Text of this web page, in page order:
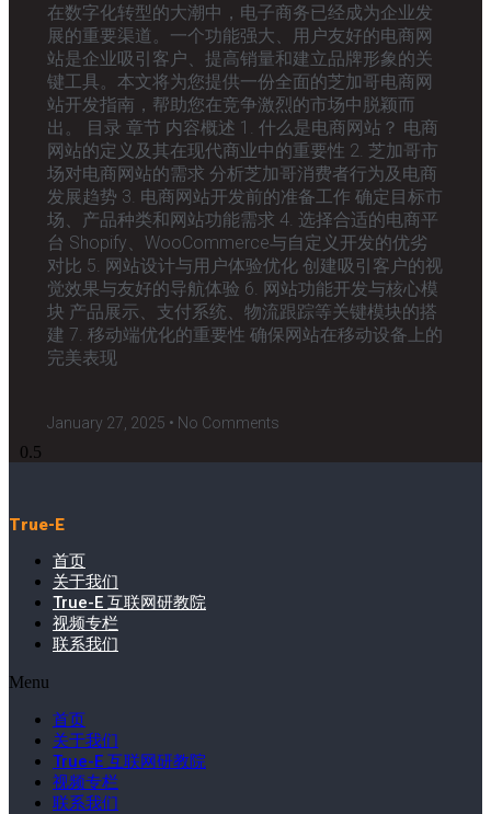
在数字化转型的大潮中，电子商务已经成为企业发
展的重要渠道。一个功能强大、用户友好的电商网
站是企业吸引客户、提高销量和建立品牌形象的关
键工具。本文将为您提供一份全面的芝加哥电商网
站开发指南，帮助您在竞争激烈的市场中脱颖而
出。 目录 章节 内容概述 1. 什么是电商网站？ 电商
网站的定义及其在现代商业中的重要性 2. 芝加哥市
场对电商网站的需求 分析芝加哥消费者行为及电商
发展趋势 3. 电商网站开发前的准备工作 确定目标市
场、产品种类和网站功能需求 4. 选择合适的电商平
台 Shopify、WooCommerce与自定义开发的优劣
对比 5. 网站设计与用户体验优化 创建吸引客户的视
觉效果与友好的导航体验 6. 网站功能开发与核心模
块 产品展示、支付系统、物流跟踪等关键模块的搭
建 7. 移动端优化的重要性 确保网站在移动设备上的
完美表现
January 27, 2025 No Comments
True-E
首页
关于我们
True-E 互联网研教院
视频专栏
联系我们
Menu
首页
关于我们
True-E 互联网研教院
视频专栏
联系我们